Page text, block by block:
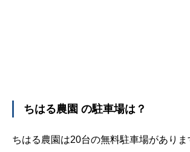
ちはる農園 の駐車場は？
ちはる農園は20台の無料駐車場があり